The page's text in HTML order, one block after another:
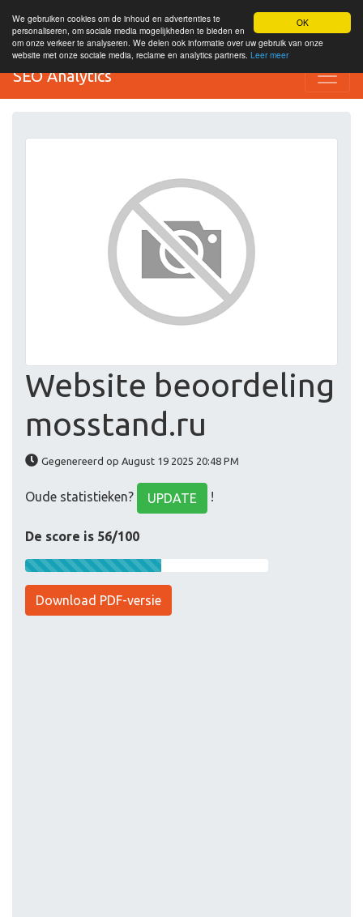
OK
We gebruiken cookies om de inhoud en advertenties te
personaliseren, om sociale media mogelijkheden te bieden en
om onze verkeer te analyseren. We delen ook informatie over uw gebruik van onze
website met onze sociale media, reclame en analytics partners. Leer meer
SEO Analytics
Website beoordeling
mosstand.ru
Gegenereerd op August 19 2025 20:48 PM
Oude statistieken? UPDATE !
De score is 56/100
Download PDF-versie